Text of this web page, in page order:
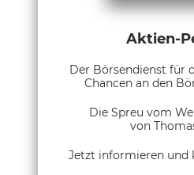
Aktien-
Der Börsendienst für
Chancen an den
Die Spreu vom
von
Jetzt informieren und